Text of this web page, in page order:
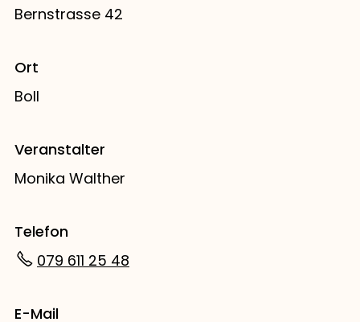
Bernstrasse 42
Ort
Boll
Veranstalter
Monika Walther
Telefon
079 611 25 48
E-Mail